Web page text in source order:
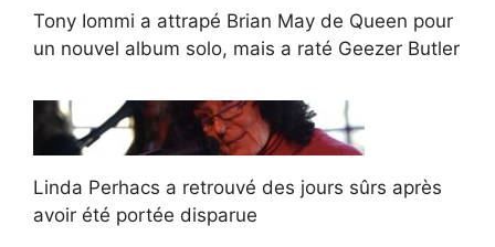
Tony Iommi a attrapé Brian May de Queen pour
un nouvel album solo, mais a raté Geezer Butler
Linda Perhacs a retrouvé des jours sûrs après
avoir été portée disparue